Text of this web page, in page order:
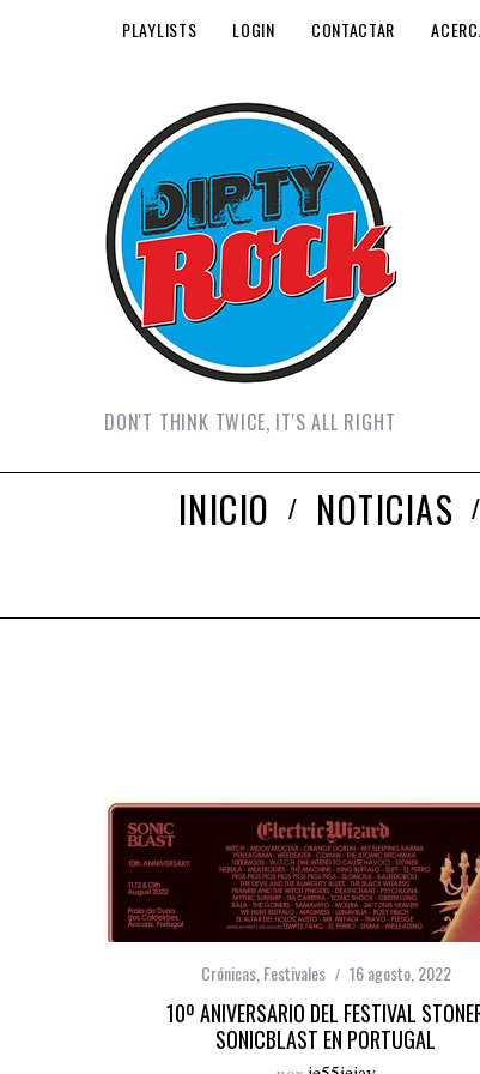
PLAYLISTS LOGIN CONTACTAR
DON'T THINK TWICE, IT'S ALL RIGHT
INICIO NOTICIAS
Crónicas, Festivales 16 agosto, 2022
10º ANIVERSARIO DEL FESTIVAL
SONICBLAST EN PORTUGAL